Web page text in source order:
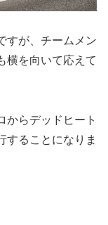
すが、チームメン
横を向いて応えて
からデッドヒート
することになりま